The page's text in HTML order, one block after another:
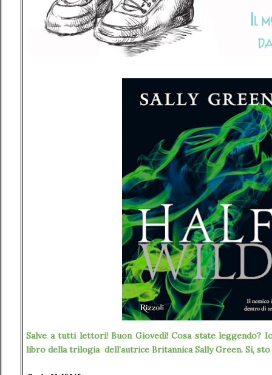
Salve a tutti lettori! Buon Giovedì! Cosa state leggendo?
libro della trilogia dell’autrice Britannica Sally Green. Si,